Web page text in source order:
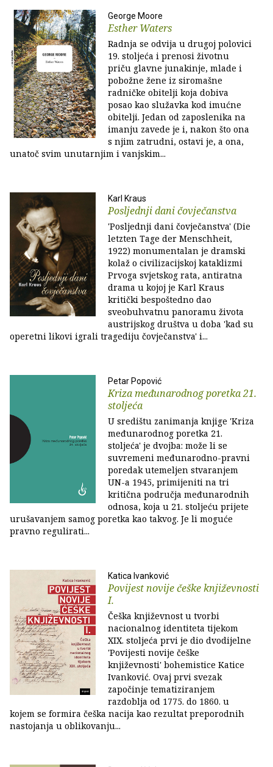
George Moore
Esther Waters
Radnja se odvija u drugoj polovici
19. stoljeća i prenosi životnu
priču glavne junakinje, mlade i
pobožne žene iz siromašne
radničke obitelji koja dobiva
posao kao služavka kod imućne
obitelji. Jedan od zaposlenika na
imanju zavede je i, nakon što ona
s njim zatrudni, ostavi je, a ona,
unatoč svim unutarnjim i vanjskim...
Karl Kraus
Posljednji dani čovječanstva
'Posljednji dani čovječanstva' (Die
letzten Tage der Menschheit,
1922) monumentalan je dramski
kolaž o civilizacijskoj kataklizmi
Prvoga svjetskog rata, antiratna
drama u kojoj je Karl Kraus
kritički bespoštedno dao
sveobuhvatnu panoramu života
austrijskog društva u doba 'kad su
operetni likovi igrali tragediju čovječanstva' i...
Petar Popović
Kriza međunarodnog poretka 21.
stoljeća
U središtu zanimanja knjige 'Kriza
međunarodnog poretka 21.
stoljeća' je dvojba: može li se
suvremeni međunarodno-pravni
poredak utemeljen stvaranjem
UN-a 1945, primijeniti na tri
kritična područja međunarodnih
odnosa, koja u 21. stoljeću prijete
urušavanjem samog poretka kao takvog. Je li moguće
pravno regulirati...
Katica Ivanković
Povijest novije češke književnosti
I.
Češka književnost u tvorbi
nacionalnog identiteta tijekom
XIX. stoljeća prvi je dio dvodijelne
'Povijesti novije češke
književnosti' bohemistice Katice
Ivanković. Ovaj prvi svezak
započinje tematiziranjem
razdoblja od 1775. do 1860. u
kojem se formira češka nacija kao rezultat preporodnih
nastojanja u oblikovanju...